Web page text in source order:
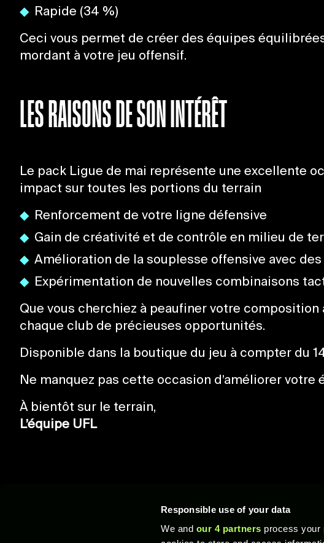
Responsible use of your data
We and our 4 partners process your
Rapide (34 %)
Ceci vous permet de créer des équipes
mordant à votre jeu offensif.
LES RAISONS DE SON INTÉRÊT
Le pack Ligue de mai représente une excellente
impact sur toutes les portions du terrain
Renforcement de votre ligne défensive
Gain de créativité et de contrôle en milieu de
Amélioration de la souplesse offensive avec
Expérimentation de nouvelles combinaisons
Que vous cherchiez à peaufiner votre
chaque club de précieuses opportunités.
Disponible dans la boutique du jeu à compter du
Ne manquez pas cette occasion d’améliorer votre
À bientôt sur le terrain,
L’équipe UFL